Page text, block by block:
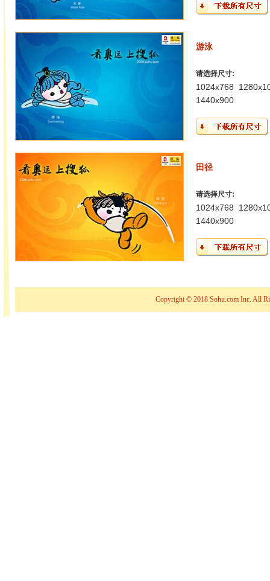
游泳
请选择尺寸:
1024x768
1440x900
田径
请选择尺寸:
1024x768
1440x900
Copyright © 2018 Sohu.com Inc. All